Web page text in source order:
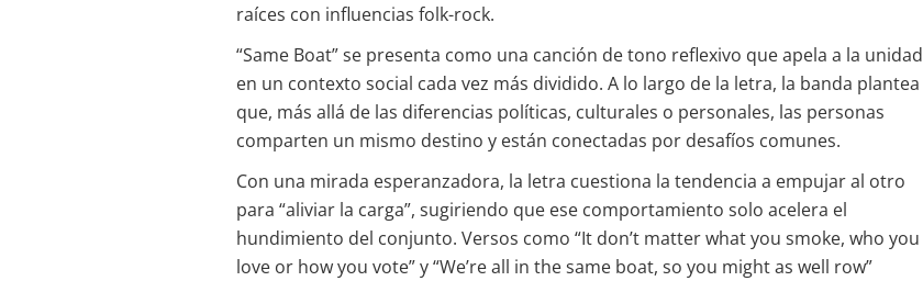
raíces con influencias folk-rock.
“Same Boat” se presenta como una canción de tono reflexivo que apela a la unidad
en un contexto social cada vez más dividido. A lo largo de la letra, la banda plantea
que, más allá de las diferencias políticas, culturales o personales, las personas
comparten un mismo destino y están conectadas por desafíos comunes.
Con una mirada esperanzadora, la letra cuestiona la tendencia a empujar al otro
para “aliviar la carga”, sugiriendo que ese comportamiento solo acelera el
hundimiento del conjunto. Versos como “It don’t matter what you smoke, who you
love or how you vote” y “We’re all in the same boat, so you might as well row”